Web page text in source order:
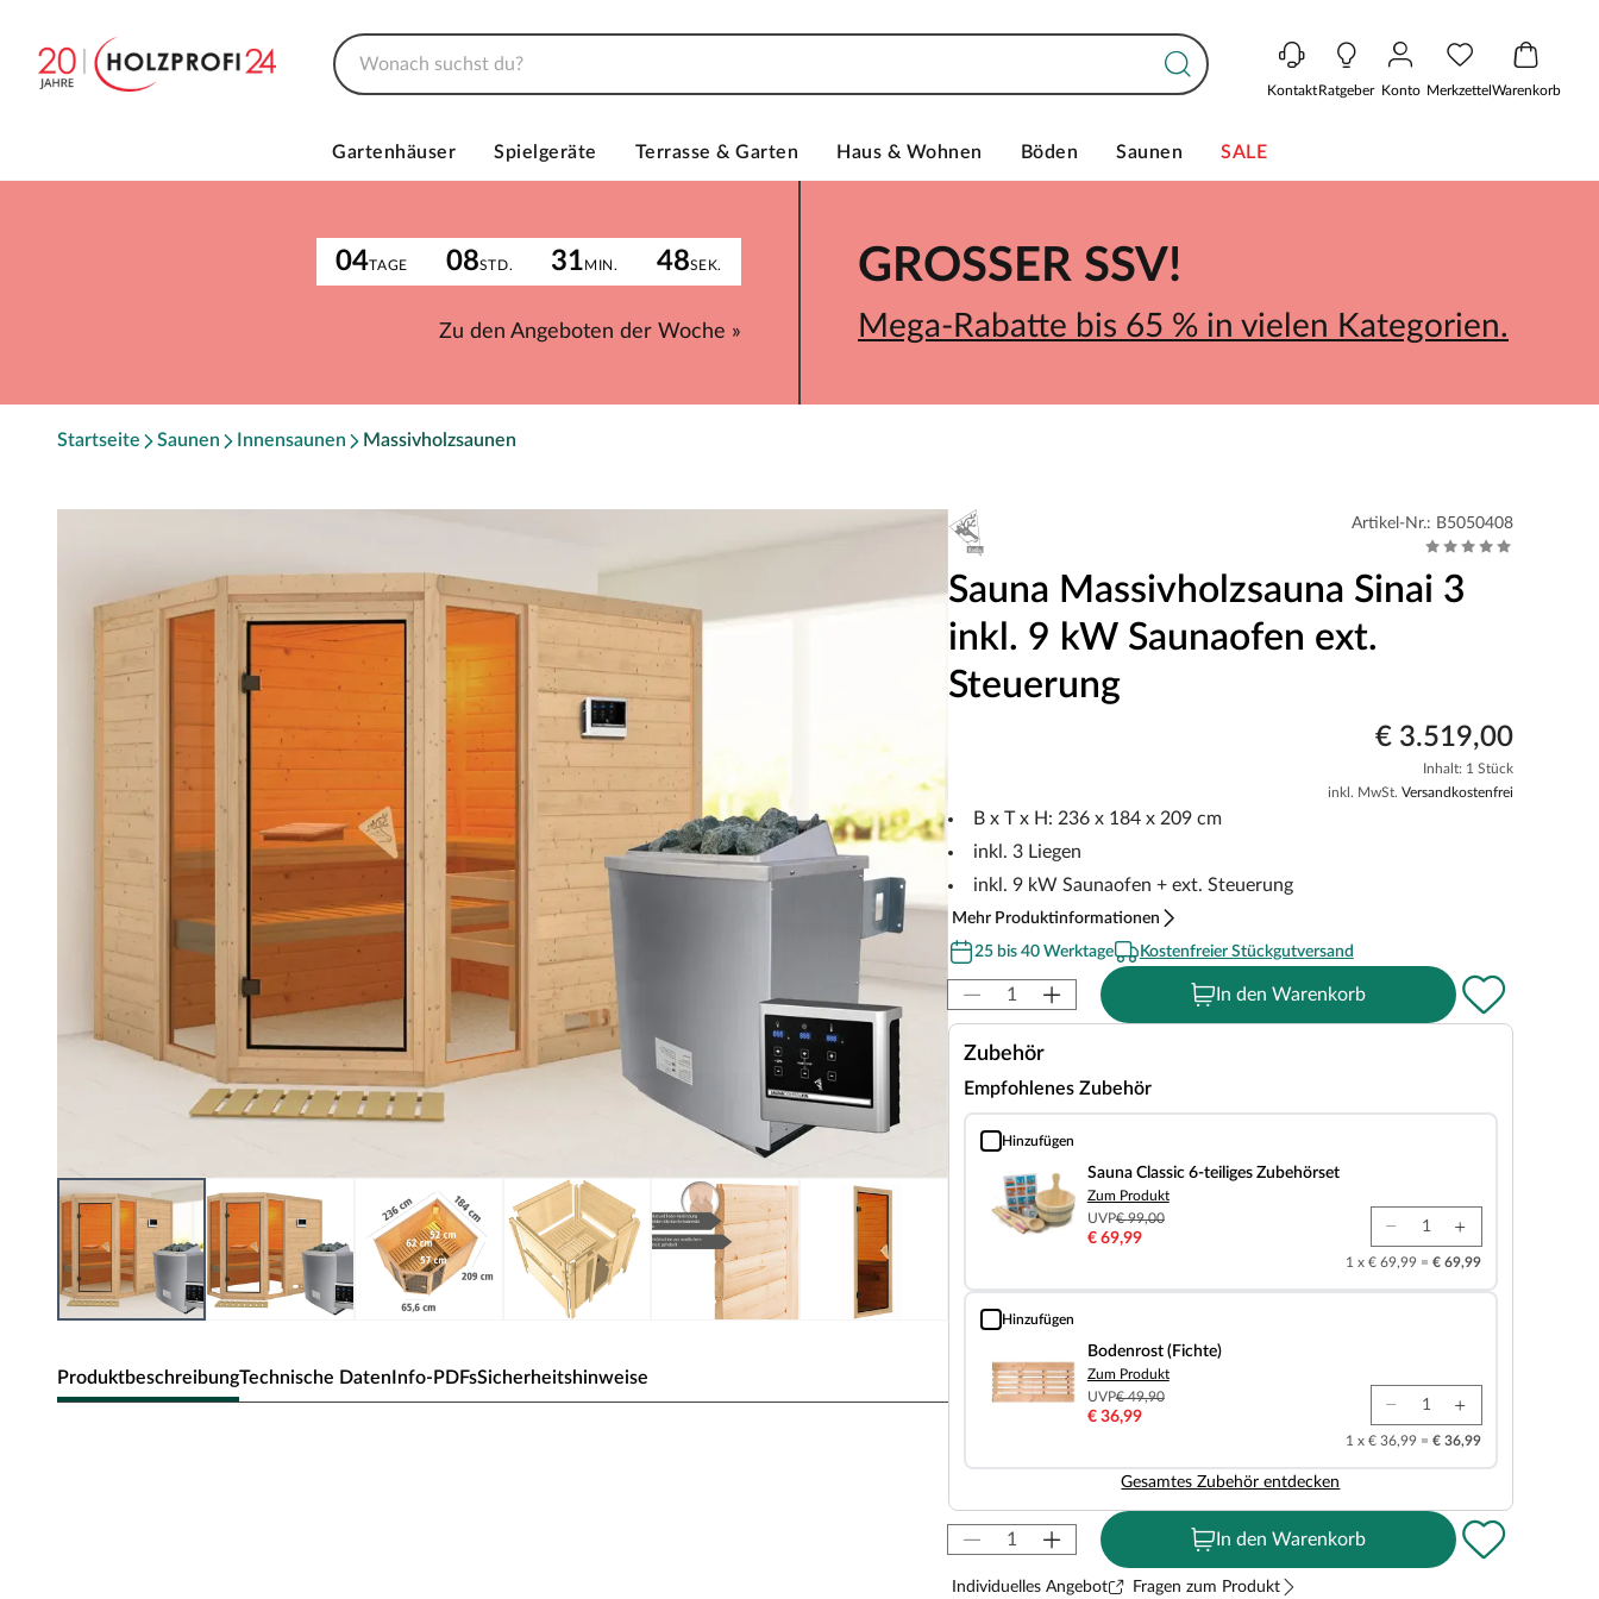
KontaktRatgeber Konto MerkzettelWarenkorb
Gartenhäuser Spielgeräte Terrasse & Garten Haus & Wohnen Böden Saunen SALE
04TAGE 08STD. 31MIN. 48SEK.
Zu den Angeboten der Woche »
GROSSER SSV!
Mega-Rabatte bis 65 % in vielen Kategorien.
Startseite Saunen Innensaunen Massivholzsaunen
ProduktbeschreibungTechnische DatenInfo-PDFsSicherheitshinweise
Artikel-Nr.: B5050408
Sauna Massivholzsauna Sinai 3
inkl. 9 kW Saunaofen ext.
Steuerung
€ 3.519,00
Inhalt: 1 Stück
inkl. MwSt. Versandkostenfrei
B x T x H: 236 x 184 x 209 cm
inkl. 3 Liegen
inkl. 9 kW Saunaofen + ext. Steuerung
Mehr Produktinformationen
25 bis 40 Werktage
Kostenfreier Stückgutversand
In den Warenkorb
Zubehör
Empfohlenes Zubehör
Hinzufügen
Sauna Classic 6-teiliges Zubehörset
Sauna Classic 6-teiliges Zubehörset
Zum Produkt
UVP€ 99,00
€ 69,99
1 x € 69,99 = € 69,99
Hinzufügen
Bodenrost (Fichte)
Bodenrost (Fichte)
Zum Produkt
UVP€ 49,90
€ 36,99
1 x € 36,99 = € 36,99
Gesamtes Zubehör entdecken
In den Warenkorb
Individuelles Angebot Fragen zum Produkt